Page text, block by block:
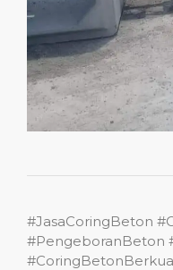
#JasaCoringBeton
#PengeboranBeton